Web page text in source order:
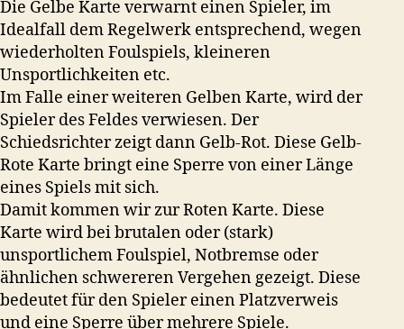
Die Gelbe Karte verwarnt einen Spieler, im
Idealfall dem Regelwerk entsprechend, wegen
wiederholten Foulspiels, kleineren
Unsportlichkeiten etc.
Im Falle einer weiteren Gelben Karte, wird der
Spieler des Feldes verwiesen. Der
Schiedsrichter zeigt dann Gelb-Rot. Diese Gelb-
Rote Karte bringt eine Sperre von einer Länge
eines Spiels mit sich.
Damit kommen wir zur Roten Karte. Diese
Karte wird bei brutalen oder (stark)
unsportlichem Foulspiel, Notbremse oder
ähnlichen schwereren Vergehen gezeigt. Diese
bedeutet für den Spieler einen Platzverweis
und eine Sperre über mehrere Spiele.